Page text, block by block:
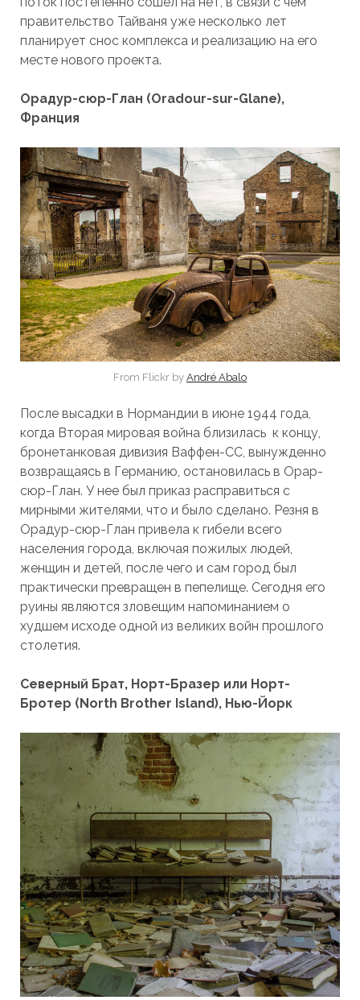
правительство Тайваня уже несколько лет
планирует снос комплекса и реализацию на его
месте нового проекта.
Орадур-сюр-Глан (Oradour-sur-Glane),
Франция
From Flickr by André Abalo
После высадки в Нормандии в июне 1944 года,
когда Вторая мировая война близилась к концу,
бронетанковая дивизия Ваффен-СС, вынужденно
возвращаясь в Германию, остановилась в Орар-
сюр-Глан. У нее был приказ расправиться с
мирными жителями, что и было сделано. Резня в
Орадур-сюр-Глан привела к гибели всего
населения города, включая пожилых людей,
женщин и детей, после чего и сам город был
практически превращен в пепелище. Сегодня его
руины являются зловещим напоминанием о
худшем исходе одной из великих войн прошлого
столетия.
Северный Брат, Норт-Бразер или Норт-
Бротер (North Brother Island), Нью-Йорк